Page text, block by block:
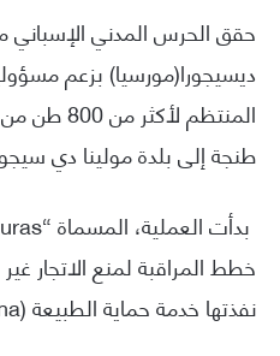
حقق الحرس المدني
ديسيجورا(مورسيا) بزعم
المنتظم
طنجة إلى بلدة مولينا دي
خطط المراقبة لمنع الاتجار
نفذتها خدمة حماية الطبيعة (Seprona) .